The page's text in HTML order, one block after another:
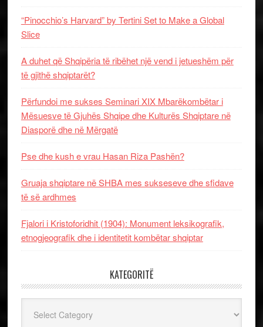
“Pinocchio’s Harvard” by Tertini Set to Make a Global
Slice
A duhet që Shqipëria të ribëhet një vend i jetueshëm për
të gjithë shqiptarët?
Përfundoi me sukses Seminari XIX Mbarëkombëtar i
Mësuesve të Gjuhës Shqipe dhe Kulturës Shqiptare në
Diasporë dhe në Mërgatë
Pse dhe kush e vrau Hasan Riza Pashën?
Gruaja shqiptare në SHBA mes sukseseve dhe sfidave
të së ardhmes
Fjalori i Kristoforidhit (1904): Monument leksikografik,
etnogjeografik dhe i identitetit kombëtar shqiptar
KATEGORITË